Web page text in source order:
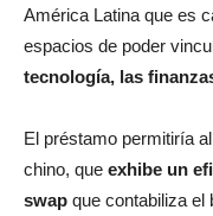
América Latina que es
espacios de poder
tecnología, las
El préstamo permitiría
chino, que exhibe un
swap que contabiliza el